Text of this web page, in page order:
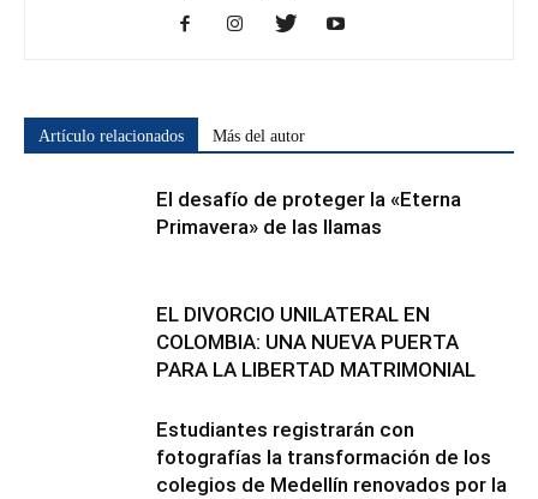
Artículo relacionados Más del autor
El desafío de proteger la «Eterna
Primavera» de las llamas
EL DIVORCIO UNILATERAL EN
COLOMBIA: UNA NUEVA PUERTA
PARA LA LIBERTAD MATRIMONIAL
Estudiantes registrarán con
fotografías la transformación de los
colegios de Medellín renovados por la